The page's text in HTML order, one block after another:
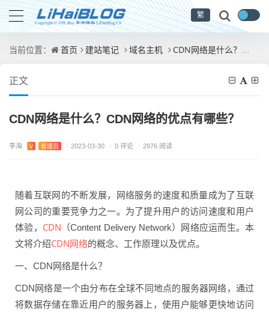
繁
当前位置： 首页 建站笔记 域名主机 CDN网络是什么？CDN网络的优点有哪些？
正文
CDN网络是什么？CDN网络的优点有哪些？
李海 V 管理员 / 2023-03-30 / 0 评论 / 2976 阅读
随着互联网的不断发展，网络服务的速度和质量成为了互联
网公司的重要竞争力之一。为了提升用户的访问速度和用户
体验， CDN （Content Delivery Network）网络应运而生。本
文将介绍CDN网络的概念、工作原理以及优点。
一、CDN网络是什么？
CDN网络是一个由分布在全球不同地点的服务器网络，通过
将数据存储在靠近用户的服务器上，使用户能够更快地访问